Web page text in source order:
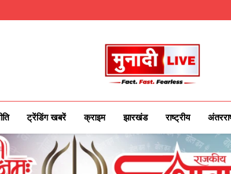
Munadi Live – Jharkhand's
ट्रेंडिंग खबरें क्राइम झारखंड राष्ट्रीय